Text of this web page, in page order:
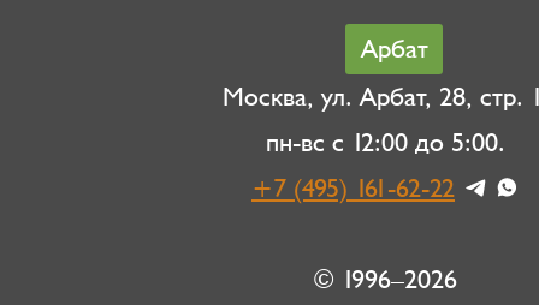
Арбат
Москва, ул. Арбат, 28, стр.
пн-вс с 12:00 до 5:00.
+7 (495) 161-62-22
© 1996–2026